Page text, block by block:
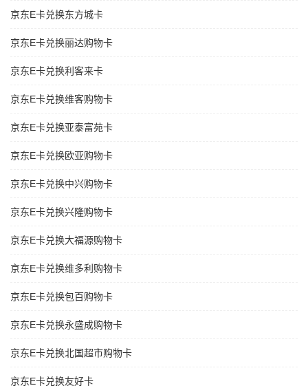
京东E卡兑换东方城卡
京东E卡兑换丽达购物卡
京东E卡兑换利客来卡
京东E卡兑换维客购物卡
京东E卡兑换亚泰富苑卡
京东E卡兑换欧亚购物卡
京东E卡兑换中兴购物卡
京东E卡兑换兴隆购物卡
京东E卡兑换大福源购物卡
京东E卡兑换维多利购物卡
京东E卡兑换包百购物卡
京东E卡兑换永盛成购物卡
京东E卡兑换北国超市购物卡
京东E卡兑换友好卡